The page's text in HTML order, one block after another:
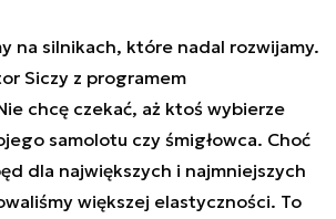
na silnikach, które nadal rozwijamy.
Siczy z programem
chcę czekać, aż ktoś wybierze
samolotu czy śmigłowca. Choć
dla największych i najmniejszych
większej elastyczności. To